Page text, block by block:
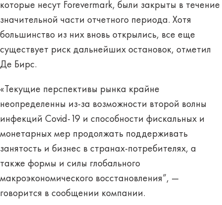
которые несут Forevermark, были закрыты в течение
значительной части отчетного периода. Хотя
большинство из них вновь открылись, все еще
существует риск дальнейших остановок, отметил
Де Бирс.
«Текущие перспективы рынка крайне
неопределенны из-за возможности второй волны
инфекций Covid-19 и способности фискальных и
монетарных мер продолжать поддерживать
занятость и бизнес в странах-потребителях, а
также формы и силы глобального
макроэкономического восстановления”, —
говорится в сообщении компании.